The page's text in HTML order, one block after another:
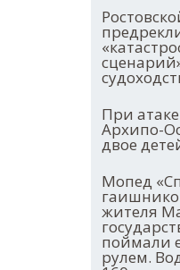
При
Архипо-
двое
Мопед
жителя
поймали
рулем.